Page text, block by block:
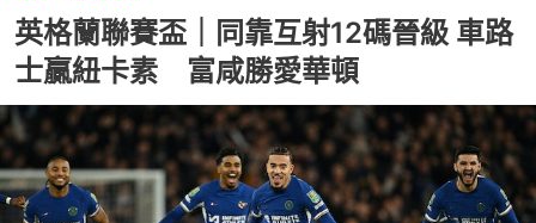
英格蘭聯賽盃｜同靠互射12碼晉級 車路
士贏紐卡素 富咸勝愛華頓